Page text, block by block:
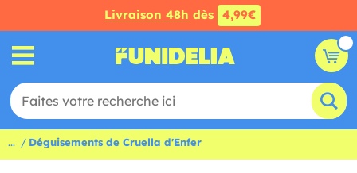
Livraison 48h dès 4,99€
... Déguisements de Cruella d'Enfer